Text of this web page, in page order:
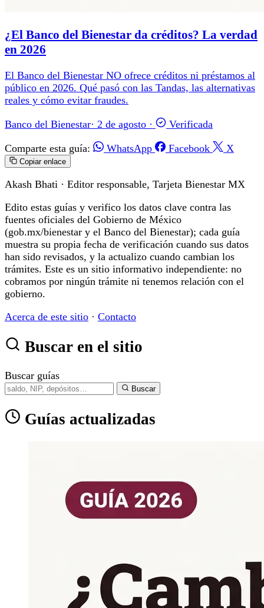
¿El Banco del Bienestar da créditos? La verdad
en 2026
El Banco del Bienestar NO ofrece créditos ni préstamos al
público en 2026. Qué pasó con las Tandas, las alternativas
reales y cómo evitar fraudes.
Banco del Bienestar· 2 de agosto · Verificada
Comparte esta guía: WhatsApp Facebook X
Copiar enlace
Akash Bhati · Editor responsable, Tarjeta Bienestar MX
Edito estas guías y verifico los datos clave contra las
fuentes oficiales del Gobierno de México
(gob.mx/bienestar y el Banco del Bienestar); cada guía
muestra su propia fecha de verificación cuando sus datos
han sido revisados, y la actualizo cuando cambian los
trámites. Este es un sitio informativo independiente: no
cobramos por ningún trámite ni tenemos relación con el
gobierno.
Acerca de este sitio · Contacto
Buscar en el sitio
Buscar guías
Buscar
Guías actualizadas